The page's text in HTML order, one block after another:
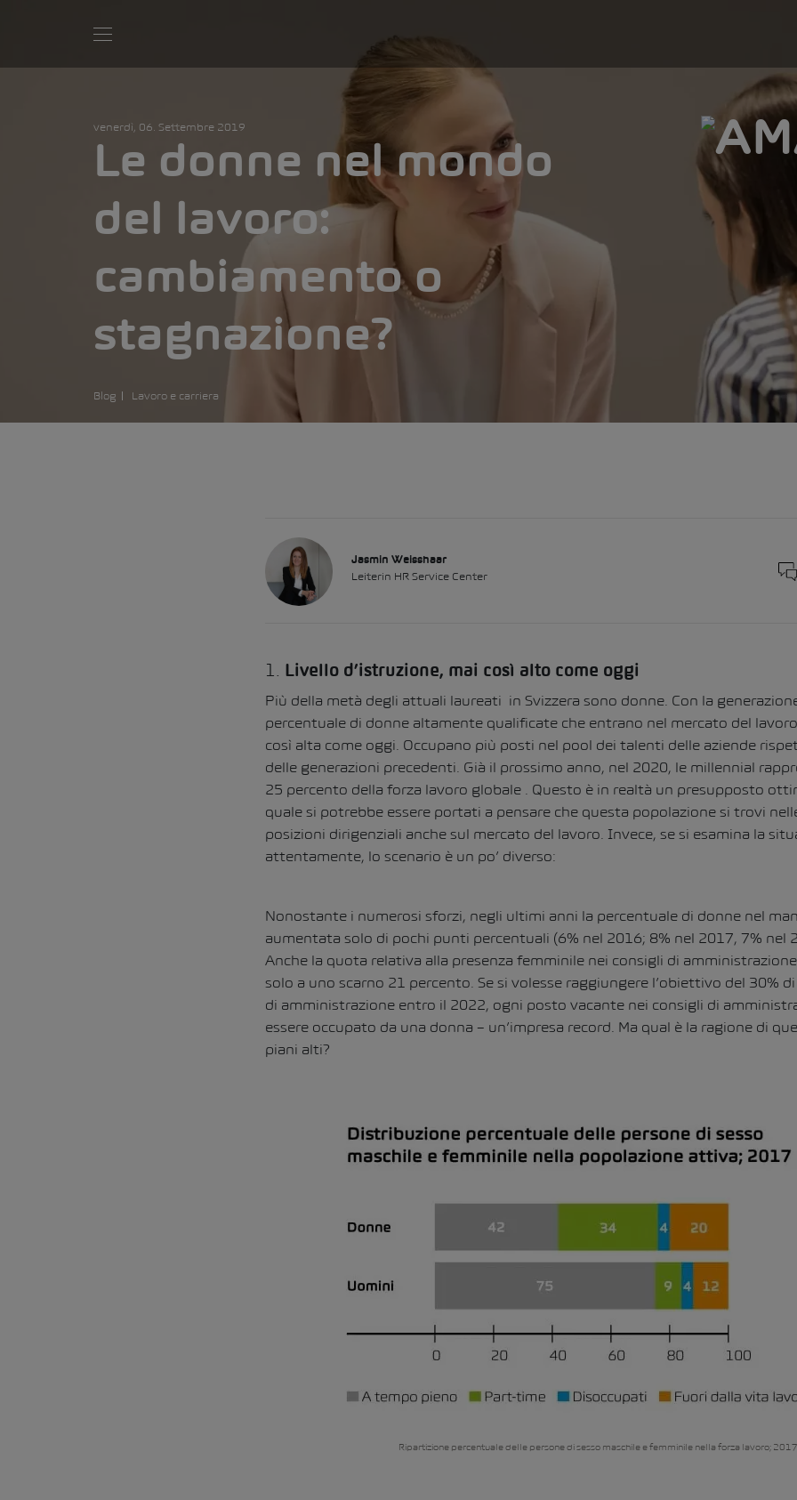
venerdì, 06. Settembre 2019
Le donne nel mondo
del lavoro:
cambiamento o
stagnazione?
Blog Lavoro e carriera
Jasmin Weisshaar
Leiterin HR Service Center
Livello d’istruzione, mai così alto come oggi
Più della metà degli attuali laureati in Svizzera sono donne. Con la
percentuale di donne altamente qualificate che entrano nel mercato del
così alta come oggi. Occupano più posti nel pool dei talenti delle aziende
delle generazioni precedenti. Già il prossimo anno, nel 2020, le millennial
25 percento della forza lavoro globale . Questo è in realtà un presupposto
quale si potrebbe essere portati a pensare che questa popolazione si trovi
posizioni dirigenziali anche sul mercato del lavoro. Invece, se si esamina la
attentamente, lo scenario è un po’ diverso:
Nonostante i numerosi sforzi, negli ultimi anni la percentuale di donne nel
aumentata solo di pochi punti percentuali (6% nel 2016; 8% nel 2017, 7% nel
Anche la quota relativa alla presenza femminile nei consigli di
solo a uno scarno 21 percento. Se si volesse raggiungere l’obiettivo del 30%
di amministrazione entro il 2022, ogni posto vacante nei consigli di
essere occupato da una donna – un’impresa record. Ma qual è la ragione di
piani alti?
Ripartizione percentuale delle persone di sesso maschile e femminile nella forza lavoro; 2017